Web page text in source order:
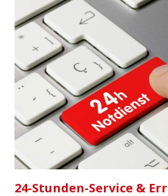
24-Stunden-Service &